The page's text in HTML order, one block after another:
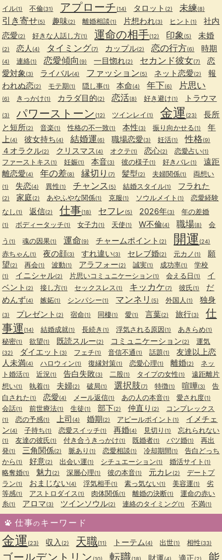
イル(1) 不倫(31) アプローチ (14) タロット (2) 未練(8)
引き寄せ(5) 趣味(2) 離婚相談(1) 片想われ(3) ヒント (1)
社内
恋愛(2) 好きな人話し方(1) 運命の相手(12) 印象(5) 未婚
(2) 恋人 (4) タイミング(7) カップル(2) 恋の行方(6) 時期
(4) 連絡(1) 恋愛傾向 (9) 一目惚れ(2) セカンド彼女(7)
恋
愛対象(3) ライバル(4) ファッション(5) ネット恋愛(2)
報
われぬ恋(2) モテ期(1) 隠し事(1) 本命(4) 年下(6) 片思い
(6) きっかけ(1) カラダ目的(2) 恋活(8) 好き避け(1) トラウマ
(3) パワーストーン (12) ツインレイ (1) 金運 (23)
長所
と短所(2) 音楽(1) 性格の不一致(1) 本性(3) 振り向かせる (1)
年
上(4) 彼女持ち (4) 結婚運(6) 職場恋愛(3) 妊活(1) 性格(9)
４オラクル(2) クリスマス (4) オクテ(1) 恋心(2) 恋愛占い(1)
ファーストキス (1) 妊娠(1) 本音(3) 彼の様子(1) 好きバレ(1)
遠距
離恋愛(4) 年の差(8) 縁切り (7) 髪型(2) 夫婦関係(1) 両想い
(1) 失恋(4) 異性(1) チャンス (5) 結婚スタイル(1) フラれた
(2) 家庭(2) あやふやな関係(1) 克服(1) ソウルメイト (1)
恋愛経験
なし (1) 返信(2) 仕事(18) セフレ (5) 2026年(3) 年の差婚
(1) ボディータッチ(1) 女子力 (1) 天使(1) W不倫(4) 職場(8)
会
う (1) 魂の因果(1) 運命(9) チャームポイント (2) 開運 (24)
赤ちゃん(1) 夜の顔(3) すれ違い(3) セレブ婚(2) 元カノ (1)
願
望(2) 再会(1) 波動(1) アラフォー(2) 誠実(1) 成功率(1) 学校
(1) イニシャル(2) 片思いコミュニケーション(1) 会える日 (1)
イ
ベント (2) 接し方(1) セックスレス (1) キッカケ(7) 彼氏(1)
だ
めんず(4) 嫉妬(1) シンパシー(1) マンネリ (5) 外国人 (1) 独身
(3) プレゼント (2) 宿命(1) 同棲(1) 愛(1) 言葉(2) 旅行(3)
仕
事運 (14) 結婚成就(1) 長続き (1) 浮気される原因 (1) あきらめ(1)
秘密(1) 欲望(1) 既読スルー(2) コミュニケーション(2) 運気
(32) ダイエット (3) フェチ(1) 音信不通 (1) 話題(1)
友達以上恋
人未満(4) ハロウィン(1) 復縁対策(1) 恋愛心理(1) 離婚(2)
ネッ
ト婚活(1) 近況(1) 告白失敗(3) 二股(1) タイプの女性(1)
遠距離片
想い(1) 執着(1) 夫婦(2) 破局(1) 選択肢(7) 特徴(1) 喧嘩(3)
告
白された (1) 恋愛(4) メール返信(1) あの人の本音(1) 愛され度(1)
会話(1) 前世療法(1) 生徒(1) 部下(2) 仲直り (2) コンプレックス
(1) 恋の予感(1) 上司 (4) 婚期(2) アピールポイント (1)
イメチェ
ン(4) 子持ち(1) 恋愛スイッチ(1) 再婚(4) 見切り (1) 忘れられない
(1) 友達の彼氏(1) 付き合うきっかけ(1) 既婚者(1) バツ婚(1)
再出
発(1) 三角関係(2) 脈あり (1) 恋愛相談(1) 冷却期間 (1)
告白どっち
から (1) 好意(2) 出会い運(1) シチュエーション(1) 婚活サイト (1)
略奪婚(1) 魅力 (2) 深層心理(1) 彼の本音(1) 元カレ (2)
デートプ
ラン(1) おまじない(4) 浮気相手(1) 素っ気ない(1) 美容運(1)
劣
等感(1) アストロダイス (1) 肉体関係(1) 離婚の決断(1)
運命の赤い
糸(1) アロマ(3) ツインソウル(2) 連絡のタイミング(1) 不満(1)
仕事のキーワード
金運 (23) 収入 (2) 天職(11) トーテム(4) 出世(1) 相性(33)
ゴールデントリン 転職 能